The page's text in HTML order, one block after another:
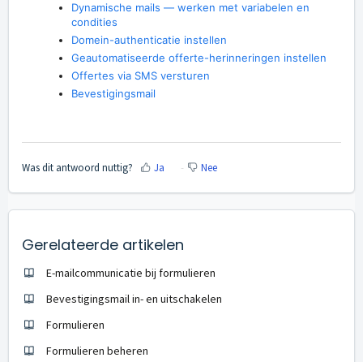
Dynamische mails — werken met variabelen en
condities
Domein-authenticatie instellen
Geautomatiseerde offerte-herinneringen instellen
Offertes via SMS versturen
Bevestigingsmail
Was dit antwoord nuttig? Ja Nee
Gerelateerde artikelen
E-mailcommunicatie bij formulieren
Bevestigingsmail in- en uitschakelen
Formulieren
Formulieren beheren